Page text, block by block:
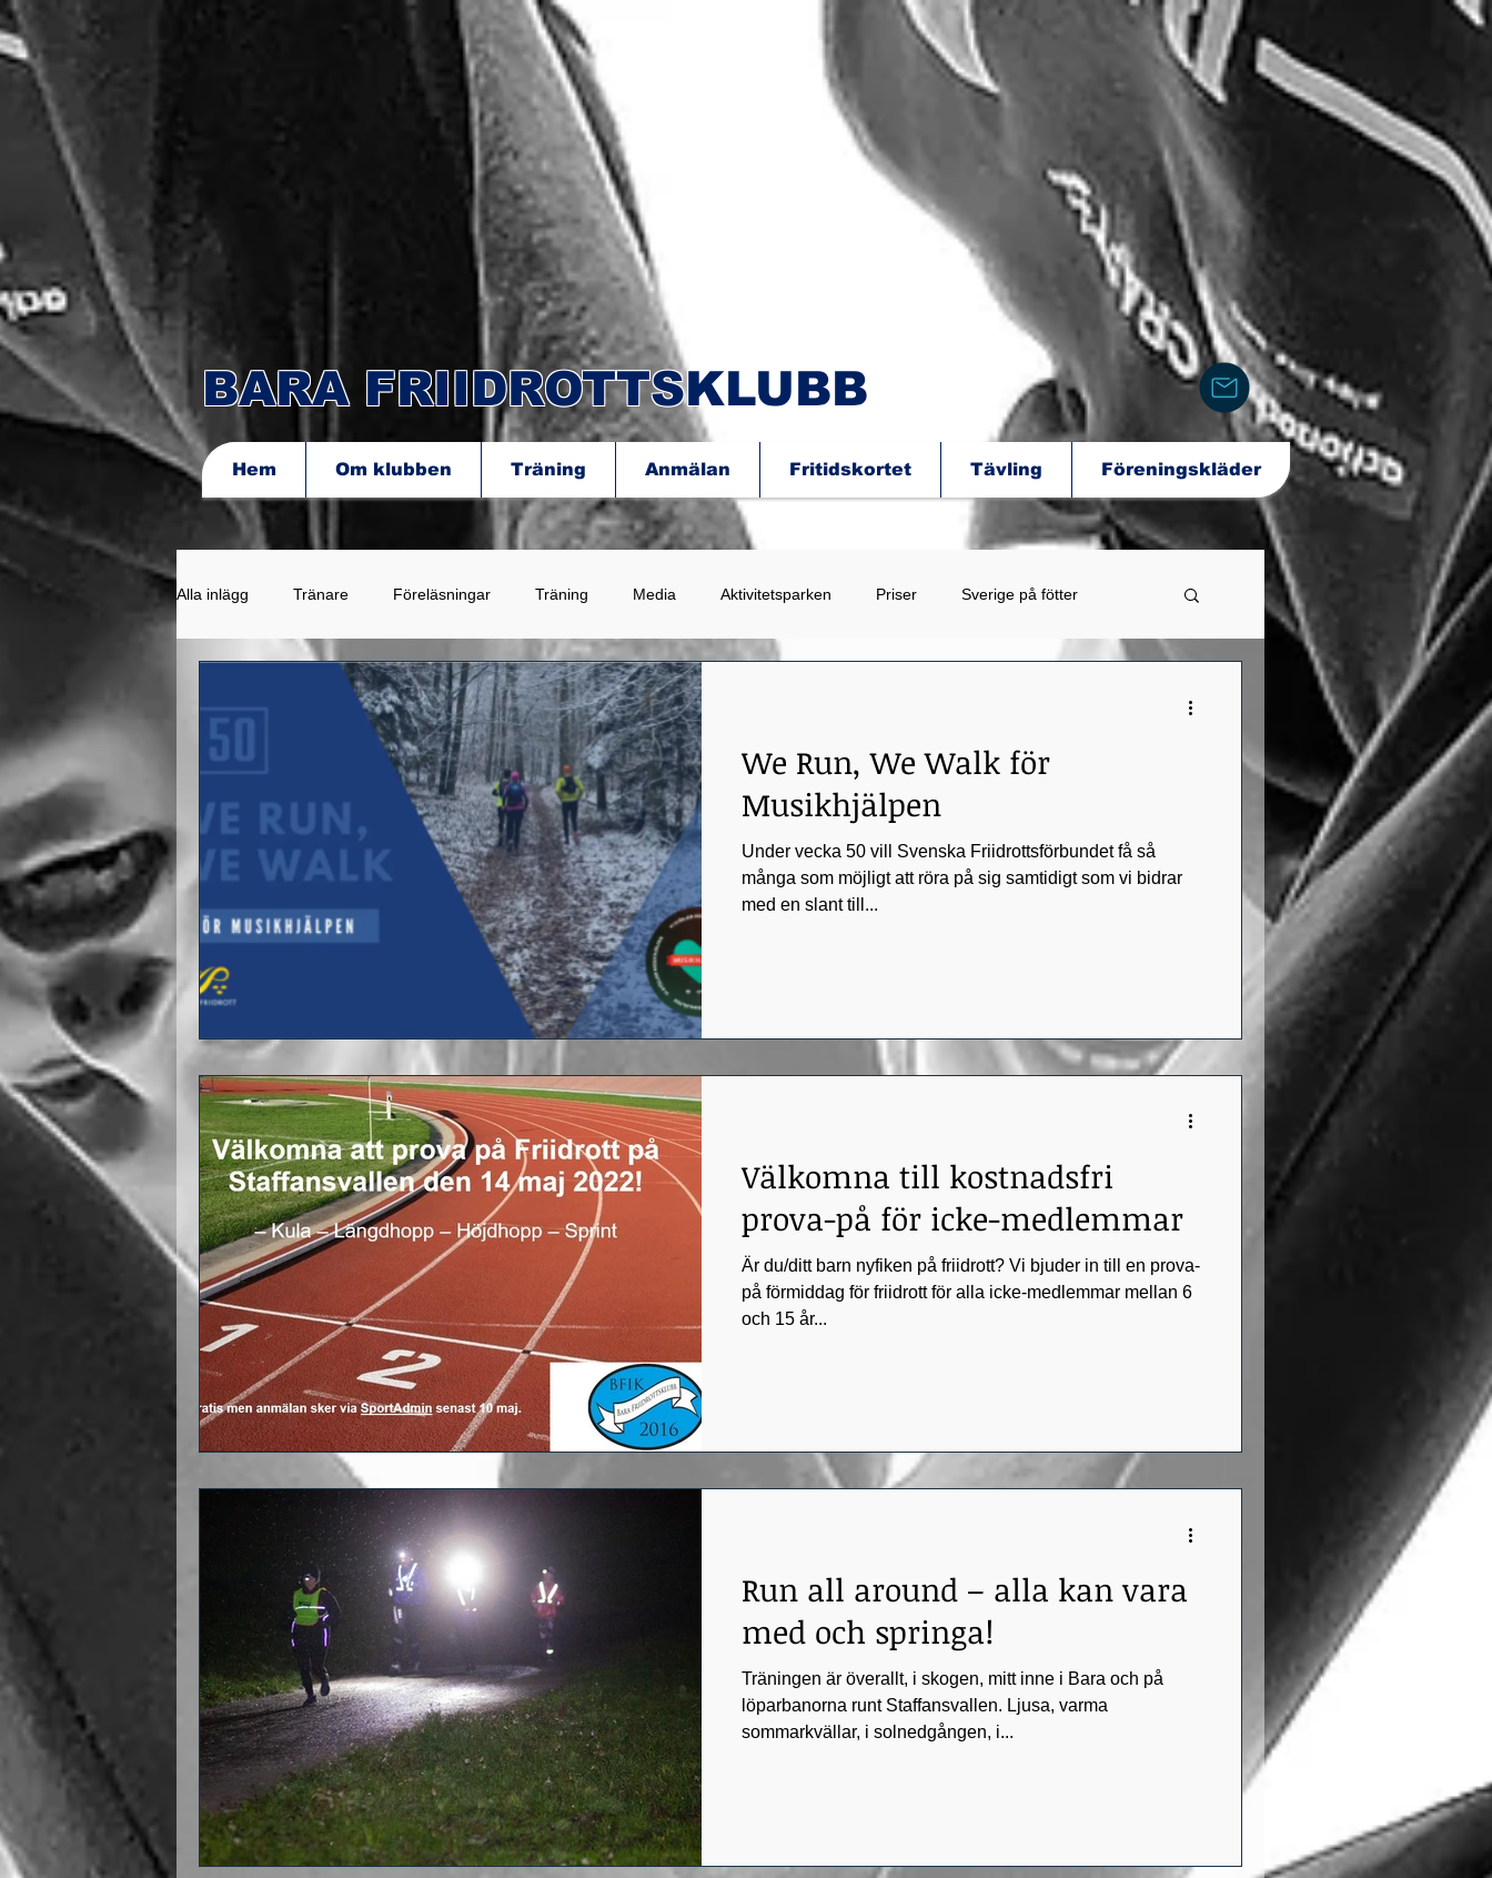
BARA FRIIDROTTSKLUBB
Hem Om klubben Träning Anmälan Fritidskortet Tävling Föreningskläder
Alla inlägg Tränare Föreläsningar Träning Media Aktivitetsparken Priser Sverige på fötter
Sponsring Trygghet Sparbanksstiftelsen
Prova-på
We Run, We Walk för
Musikhjälpen
Under vecka 50 vill Svenska Friidrottsförbundet få så
många som möjligt att röra på sig samtidigt som vi bidrar
med en slant till...
Välkomna till kostnadsfri
prova-på för icke-medlemmar
Är du/ditt barn nyfiken på friidrott? Vi bjuder in till en prova-
på förmiddag för friidrott för alla icke-medlemmar mellan 6
och 15 år...
Run all around – alla kan vara
med och springa!
Träningen är överallt, i skogen, mitt inne i Bara och på
löparbanorna runt Staffansvallen. Ljusa, varma
sommarkvällar, i solnedgången, i...